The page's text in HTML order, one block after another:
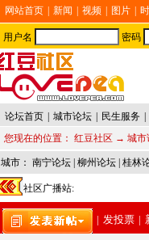
网站首页 新闻 视频 图片
用户名 密码
论坛首页 城市论坛 民生服务
您现在的位置： 红豆社区 → 城市
城市： 南宁论坛 柳州论坛 桂林
社区广播站:
| 发投票 |